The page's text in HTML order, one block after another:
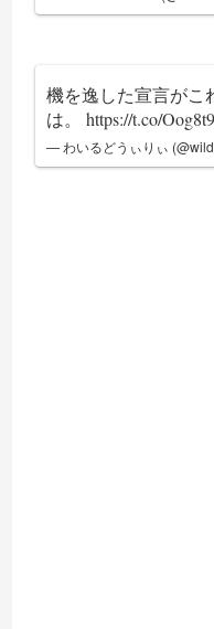
機を逸した宣言がこ
は。https://t.co/
— わいるどうぃりぃ